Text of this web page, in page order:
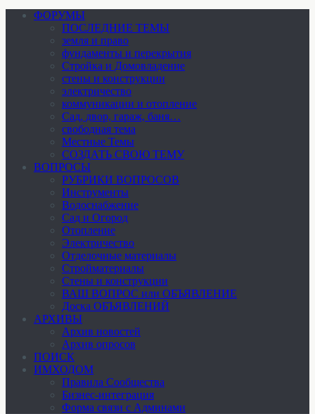
ФОРУМЫ
ПОСЛЕДНИЕ ТЕМЫ
земля и право
фундаменты и перекрытия
Стройка и Домовладение
стены и конструкции
электричество
коммуникации и отопление
Cад, двор, гараж, баня…
свободная тема
Местные Темы
СОЗДАТЬ СВОЮ ТЕМУ
ВОПРОСЫ
РУБРИКИ ВОПРОСОВ
Инструменты
Водоснабжение
Сад и Огород
Отопление
Электричество
Отделочные материалы
Стройматериалы
Стены и конструкции
ВАШ ВОПРОС или ОБЪЯВЛЕНИЕ
Доска ОБЪЯВЛЕНИЙ
АРХИВЫ
Архив новостей
Архив опросов
ПОИСК
ИМХОДОМ
Правила Сообщества
Бизнес-интеграция
Форма связи с Админами